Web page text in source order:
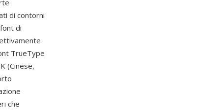
di contorni
di
TrueType
(Cinese,
che